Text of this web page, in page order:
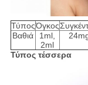
ΤύποςΌγκος
Βαθιά
1ml,
2ml
Τύπος τέσσερα